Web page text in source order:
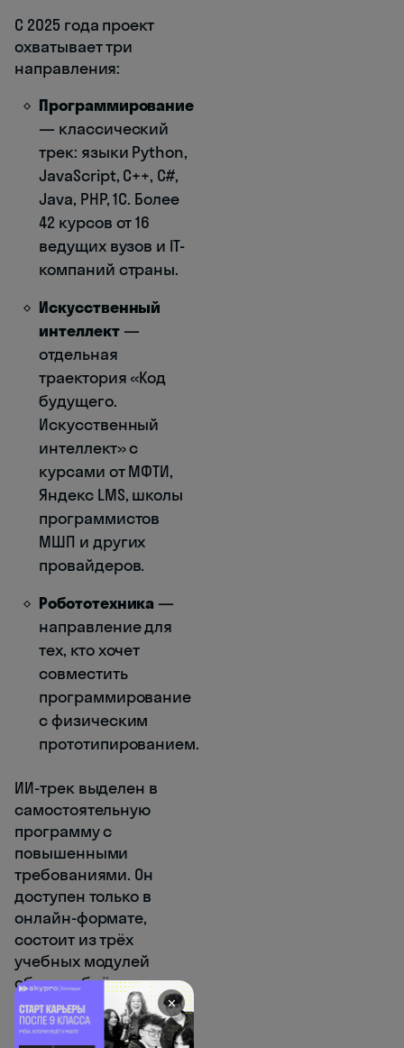
С 2025 года проект
охватывает три
направления:
Программирование
— классический
трек: языки Python,
JavaScript, C++, C#,
Java, PHP, 1С. Более
42 курсов от 16
ведущих вузов и IT-
компаний страны.
Искусственный
интеллект—
отдельная
траектория «Код
будущего.
Искусственный
интеллект» с
курсами от МФТИ,
Яндекс LMS, школы
программистов
МШП и других
провайдеров.
Робототехника —
направление для
тех, кто хочет
совместить
программирование
с физическим
прототипированием.
ИИ-трек выделен в
самостоятельную
программу с
повышенными
требованиями. Он
доступен только в
онлайн-формате,
состоит из трёх
учебных модулей
общим объёмом не
менее 54 часов и
рассчитан на
✕